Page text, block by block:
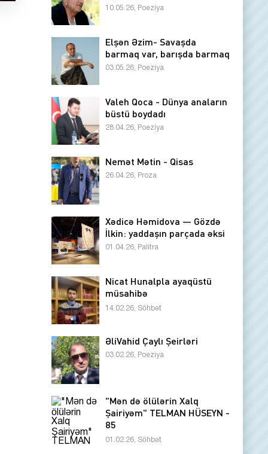
10.05.26, Poeziya
Elşən Əzim- Savaşda
barmaq var, barışda barmaq
03.05.26, Poeziya
Valeh Qoca - Dünya anaların
büstü boydadı
28.04.26, Poeziya
Nemət Mətin - Qisas
26.04.26, Proza
Xədicə Həmidova — Gözdə
İlkin: yaddaşın parçada əksi
01.04.26, Palitra
Nicat Hunalpla ayaqüstü
müsahibə
14.02.26, Söhbət
ƏliVahid Çaylı Şeirləri
03.02.26, Poeziya
"Mən də ölülərin Xalq
Şairiyəm" TELMAN HÜSEYN -
85
01.02.26, Söhbət